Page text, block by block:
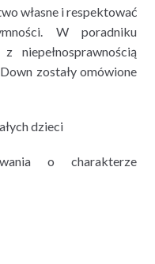
własne i respektować
W poradniku
niepełnosprawnością
zostały omówione
dzieci
o charakterze